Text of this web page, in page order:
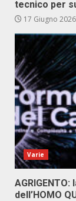
tecnico per
17 Giugno 2026
Varie
dell’HOMO